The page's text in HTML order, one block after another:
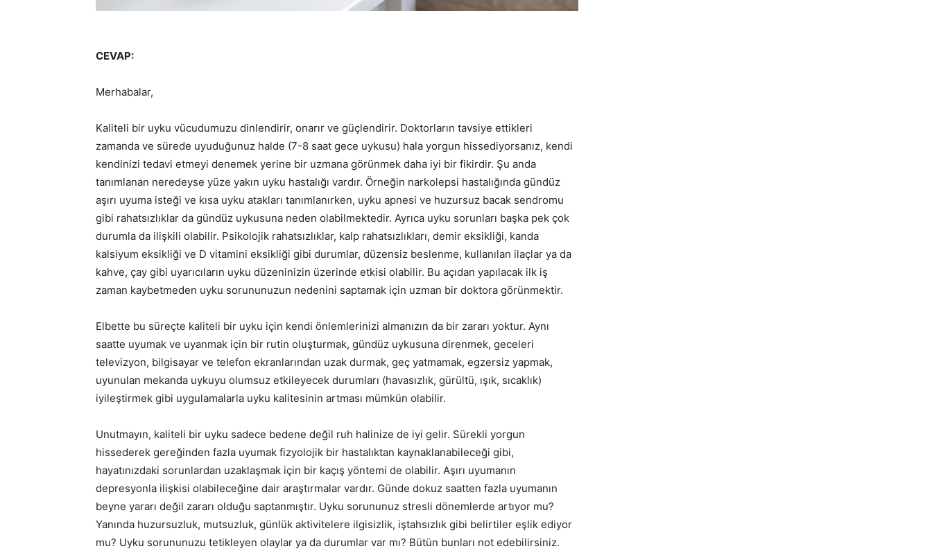
CEVAP:
Merhabalar,
Kaliteli bir uyku vücudumuzu dinlendirir, onarır ve güçlendirir. Doktorların tavsiye ettikleri
zamanda ve sürede uyuduğunuz halde (7-8 saat gece uykusu) hala yorgun hissediyorsanız, kendi
kendinizi tedavi etmeyi denemek yerine bir uzmana görünmek daha iyi bir fikirdir. Şu anda
tanımlanan neredeyse yüze yakın uyku hastalığı vardır. Örneğin narkolepsi hastalığında gündüz
aşırı uyuma isteği ve kısa uyku atakları tanımlanırken, uyku apnesi ve huzursuz bacak sendromu
gibi rahatsızlıklar da gündüz uykusuna neden olabilmektedir. Ayrıca uyku sorunları başka pek çok
durumla da ilişkili olabilir. Psikolojik rahatsızlıklar, kalp rahatsızlıkları, demir eksikliği, kanda
kalsiyum eksikliği ve D vitamini eksikliği gibi durumlar, düzensiz beslenme, kullanılan ilaçlar ya da
kahve, çay gibi uyarıcıların uyku düzeninizin üzerinde etkisi olabilir. Bu açıdan yapılacak ilk iş
zaman kaybetmeden uyku sorununuzun nedenini saptamak için uzman bir doktora görünmektir.
Elbette bu süreçte kaliteli bir uyku için kendi önlemlerinizi almanızın da bir zararı yoktur. Aynı
saatte uyumak ve uyanmak için bir rutin oluşturmak, gündüz uykusuna direnmek, geceleri
televizyon, bilgisayar ve telefon ekranlarından uzak durmak, geç yatmamak, egzersiz yapmak,
uyunulan mekanda uykuyu olumsuz etkileyecek durumları (havasızlık, gürültü, ışık, sıcaklık)
iyileştirmek gibi uygulamalarla uyku kalitesinin artması mümkün olabilir.
Unutmayın, kaliteli bir uyku sadece bedene değil ruh halinize de iyi gelir. Sürekli yorgun
hissederek gereğinden fazla uyumak fizyolojik bir hastalıktan kaynaklanabileceği gibi,
hayatınızdaki sorunlardan uzaklaşmak için bir kaçış yöntemi de olabilir. Aşırı uyumanın
depresyonla ilişkisi olabileceğine dair araştırmalar vardır. Günde dokuz saatten fazla uyumanın
beyne yararı değil zararı olduğu saptanmıştır. Uyku sorununuz stresli dönemlerde artıyor mu?
Yanında huzursuzluk, mutsuzluk, günlük aktivitelere ilgisizlik, iştahsızlık gibi belirtiler eşlik ediyor
mu? Uyku sorununuzu tetikleyen olaylar ya da durumlar var mı? Bütün bunları not edebilirsiniz.